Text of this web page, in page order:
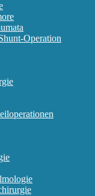
Operation